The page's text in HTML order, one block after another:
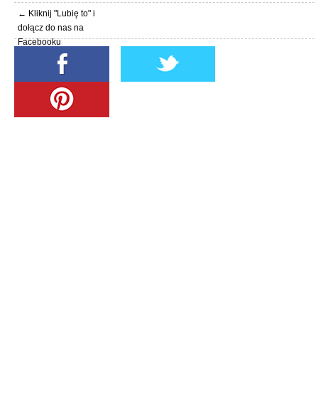
← Kliknij "Lubię to" i
dołącz do nas na
Facebooku